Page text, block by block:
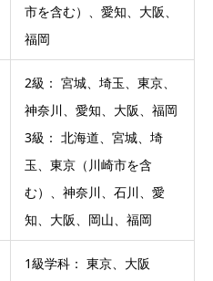
市を含む）、愛知、大阪、
福岡
2級： 宮城、埼玉、東京、
神奈川、愛知、大阪、福岡
3級： 北海道、宮城、埼
玉、東京（川崎市を含
む）、神奈川、石川、愛
知、大阪、岡山、福岡
1級学科： 東京、大阪